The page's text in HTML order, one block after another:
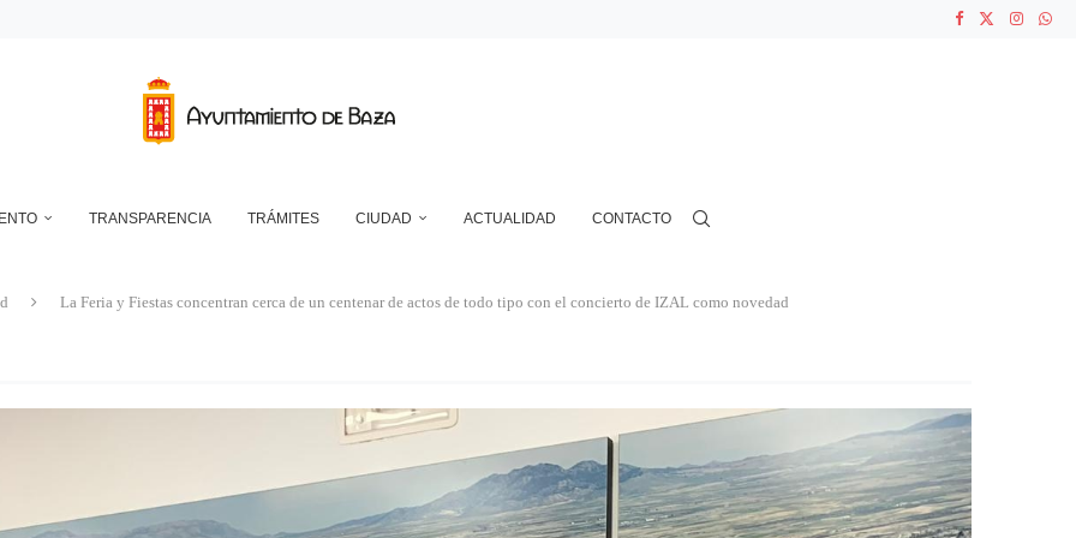
ELÉCTRICO EN EL RECINTO FERIAL
TRANSPARENCIA TRÁMITES CIUDAD ACTUALIDAD CONTACTO
La Feria y Fiestas concentran cerca de un centenar de actos de todo tipo con el concierto de IZAL como novedad